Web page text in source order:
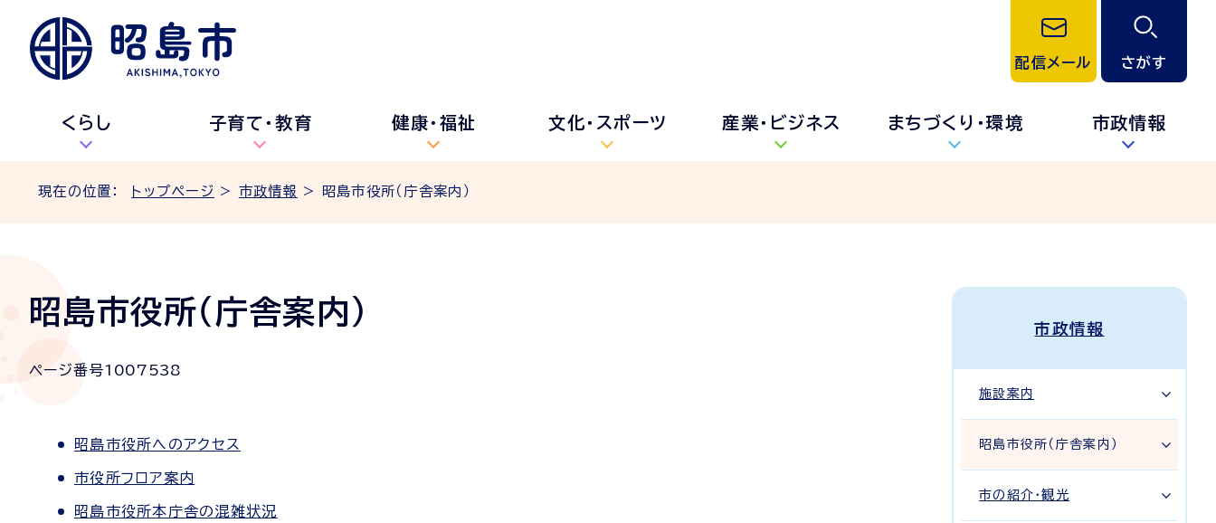
配信メール さがす
くらし 子育て・教育 健康・福祉 文化・スポーツ 産業・ビジネス まちづくり・環境 市政情報
現在の位置： トップページ > 市政情報 > 昭島市役所（庁舎案内）
昭島市役所（庁舎案内）
ページ番号1007538
昭島市役所へのアクセス
市役所フロア案内
昭島市役所本庁舎の混雑状況
市政情報
施設案内
昭島市役所（庁舎案内）
市の紹介・観光